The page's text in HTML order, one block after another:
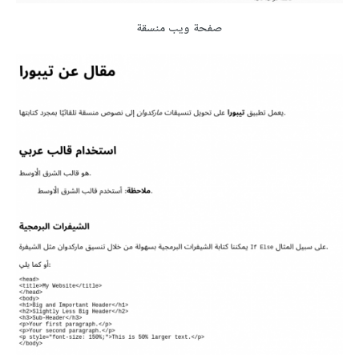
صفحة ويب منسقة